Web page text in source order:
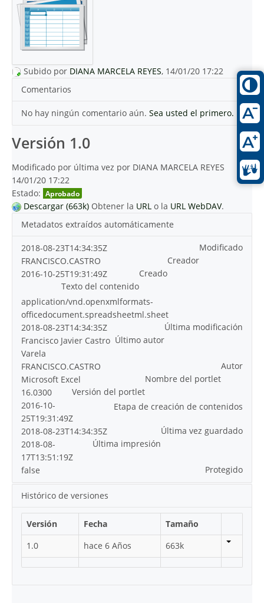
Subido por DIANA MARCELA REYES, 14/01/20 17:22
Comentarios
No hay ningún comentario aún. Sea usted el primero.
Versión 1.0
Modificado por última vez por DIANA MARCELA REYES
14/01/20 17:22
Estado: Aprobado
Descargar (663k) Obtener la URL o la URL WebDAV.
Metadatos extraídos automáticamente
Modificado
2018-08-23T14:34:35Z
Creador
FRANCISCO.CASTRO
Creado
2016-10-25T19:31:49Z
Texto del contenido
application/vnd.openxmlformats-
officedocument.spreadsheetml.sheet
Última modificación
2018-08-23T14:34:35Z
Último autor
Francisco Javier Castro
Varela
Autor
FRANCISCO.CASTRO
Nombre del portlet
Microsoft Excel
Versión del portlet
16.0300
Etapa de creación de contenidos
2016-10-
25T19:31:49Z
Última vez guardado
2018-08-23T14:34:35Z
Última impresión
2018-08-
17T13:51:19Z
Protegido
false
Histórico de versiones
Versión Fecha
Tamaño
1.0
hace 6 Años 663k